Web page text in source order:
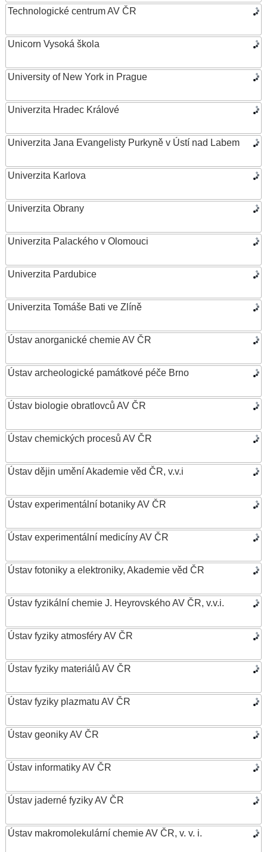
Technologické centrum AV ČR
Unicorn Vysoká škola
University of New York in Prague
Univerzita Hradec Králové
Univerzita Jana Evangelisty Purkyně v Ústí nad Labem
Univerzita Karlova
Univerzita Obrany
Univerzita Palackého v Olomouci
Univerzita Pardubice
Univerzita Tomáše Bati ve Zlíně
Ústav anorganické chemie AV ČR
Ústav archeologické památkové péče Brno
Ústav biologie obratlovců AV ČR
Ústav chemických procesů AV ČR
Ústav dějin umění Akademie věd ČR, v.v.i
Ústav experimentální botaniky AV ČR
Ústav experimentální medicíny AV ČR
Ústav fotoniky a elektroniky, Akademie věd ČR
Ústav fyzikální chemie J. Heyrovského AV ČR, v.v.i.
Ústav fyziky atmosféry AV ČR
Ústav fyziky materiálů AV ČR
Ústav fyziky plazmatu AV ČR
Ústav geoniky AV ČR
Ústav informatiky AV ČR
Ústav jaderné fyziky AV ČR
Ústav makromolekulární chemie AV ČR, v. v. i.